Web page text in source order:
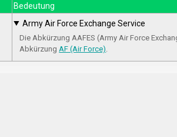
Bedeutung
Army Air Force Exchange Service
Die Abkürzung AAFES (Army Air Force
Abkürzung AF (Air Force)